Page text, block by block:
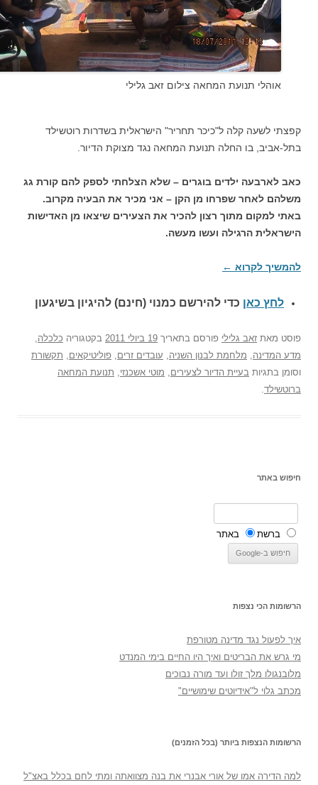
אוהלי תנועת המחאה צילום זאב גלילי
קפצתי לשעה קלה ל"כיכר תחריר" הישראלית בשדרות רוטשילד
בתל-אביב, בו החלה תנועת המחאה נגד מצוקת הדיור.
כאב לארבעה ילדים בוגרים – שלא הצלחתי לספק להם קורת גג
משלהם לאחר שפרחו מן הקן – אני מכיר את הבעיה מקרוב.
באתי למקום מתוך רצון להכיר את הצעירים שיצאו מן האדישות
הישראלית הרגילה ועשו מעשה.
להמשיך לקרוא←
לחץ כאן כדי להירשם כ מנוי (חינם) להיגיון בשיגעון
פוסטמאתזאב גליליפורסם בתאריך19 ביולי 2011 בקטגוריהכלכלה,
מדע המדינה,מלחמת לבנון השניה,עובדים זרים,פוליטיקאים,תקשורת
וסומן בתגיותבעיית הדיור לצעירים,מוטי אשכנזי,תנועת המחאה
ברוטשילד.
חיפוש באתר
ברשת באתר
הרשומות הכי נצפות
איך לפעול נגד מדינה מטורפת
מי גרש את הבריטים ואיך היו החיים בימי המנדט
מלובנגולו מלך זולו ועד מורה נבוכים
מכתב גלוי ל"אידיוטים שימושיים"
הרשומות הנצפות ביותר (בכל הזמנים)
למה הדירה אמו של אורי אבנרי את בנה מצוואתה ומתי לחם בכלל באצ"ל